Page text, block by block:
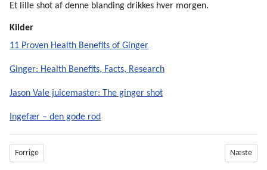
Et lille shot af denne blanding drikkes hver morgen.
Kilder
11 Proven Health Benefits of Ginger
Ginger: Health Benefits, Facts, Research
Jason Vale juicemaster: The ginger shot
Ingefær – den gode rod
Forrige artikel: Hvad er sundhed? Og har sygdom en mission?
Forrige Næste
Næste